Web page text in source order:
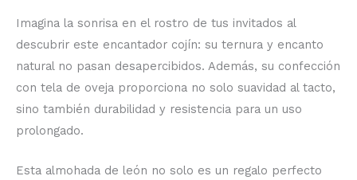
Imagina la sonrisa en el rostro de tus invitados al
descubrir este encantador cojín: su ternura y encanto
natural no pasan desapercibidos. Además, su confección
con tela de oveja proporciona no solo suavidad al tacto,
sino también durabilidad y resistencia para un uso
prolongado.
Esta almohada de león no solo es un regalo perfecto